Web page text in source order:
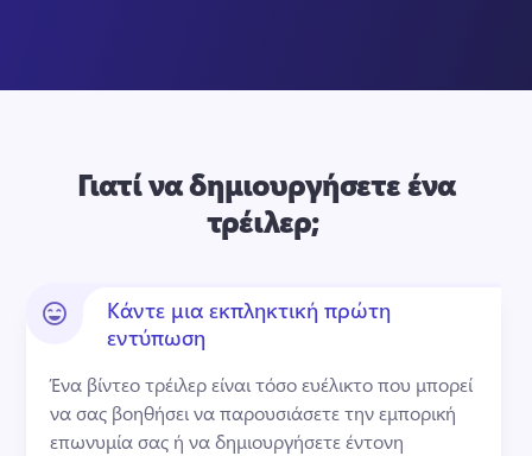
Γιατί να δημιουργήσετε ένα
τρέιλερ;
Κάντε μια εκπληκτική πρώτη
εντύπωση
Ένα βίντεο τρέιλερ είναι τόσο ευέλικτο που μπορεί
να σας βοηθήσει να παρουσιάσετε την εμπορική
επωνυμία σας ή να δημιουργήσετε έντονη